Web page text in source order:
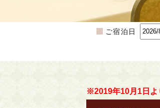
ご宿泊日
※2019年10月1日よ